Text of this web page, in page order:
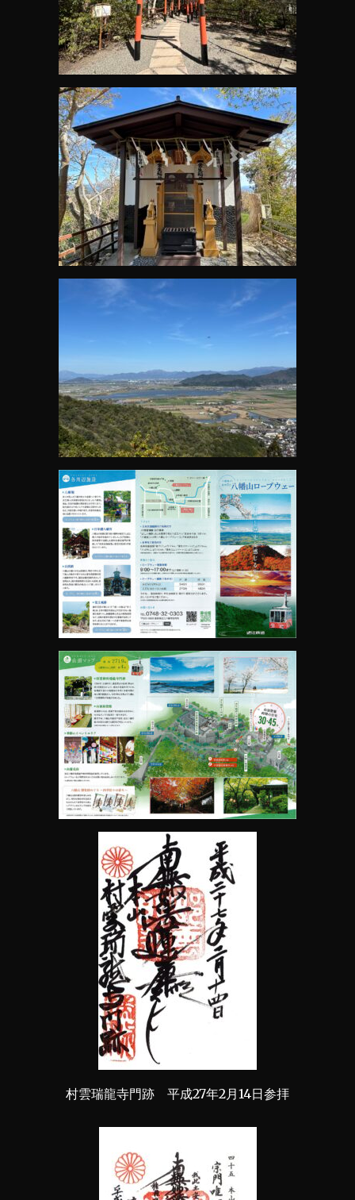
村雲瑞龍寺門跡 平成27年2月14日参拝